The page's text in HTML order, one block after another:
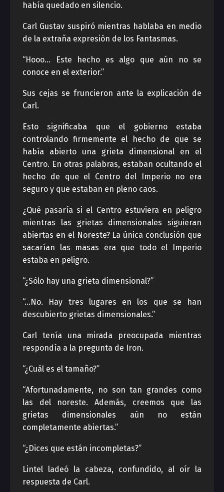
había quedado en silencio.
Carl Gustav suspiró mientras hablaba en medio
de la extraña expresión de los Fantasmas.
“Hooo… Este hecho es algo que aún no se
conoce en el exterior.”
Sus cejas se fruncieron ante la explicación de
Carl.
Esto significaba que el gobierno estaba
controlando firmemente el hecho de que se
había abierto una grieta dimensional en el
Centro. En otras palabras, estaban ocultando el
hecho de que el Centro del Imperio no era
seguro y que estaban en pleno caos.
¿Qué pasaría si el Centro estuviera en peligro
mientras las grietas dimensionales siguieran
abiertas en el Noreste? La única conclusión que
sacarían las masas era que todo el Imperio
estaba en peligro.
“¿Sólo hay una grieta dimensional?”
“…No. Hay tres lugares en los que se han
descubierto grietas dimensionales.”
Carl tenía una mirada preocupada mientras
respondía a la pregunta de Iron.
“¿Cuál es el tamaño?”
“Afortunadamente, no son tan grandes como
las del noreste. Además, creemos que las
grietas dimensionales aún no están
completamente abiertas.”
“¿Dices que están incompletas?”
Lintel ladeó la cabeza, confundido, al oír la
respuesta de Carl.